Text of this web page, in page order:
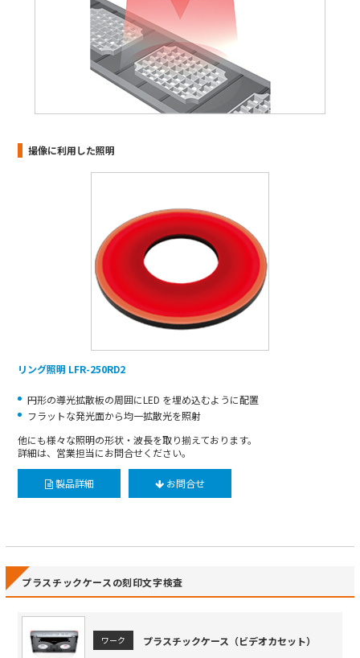
撮像に利用した照明
リング照明 LFR-250RD2
円形の導光拡散板の周囲にLED を埋め込むように配置
フラットな発光面から均一拡散光を照射
他にも様々な照明の形状・波長を取り揃えております。
詳細は、営業担当にお問合せください。
製品詳細 お問合せ
プラスチックケースの刻印文字検査
ワーク プラスチックケース（ビデオカセット）